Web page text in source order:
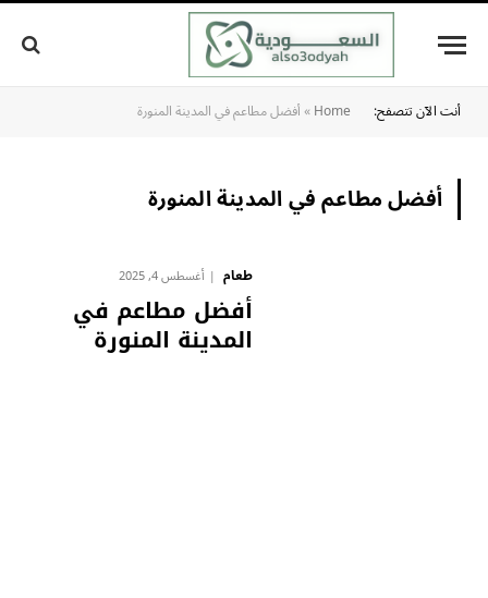
أنت الآن تتصفح: Home
»أفضل مطاعم في المدينة المنورة
أفضل مطاعم في المدينة المنورة
طعام أغسطس 4, 2025
أفضل مطاعم في
المدينة المنورة